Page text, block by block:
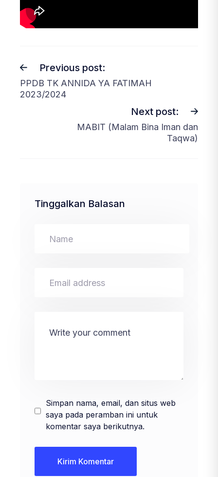
Previous post:
PPDB TK ANNIDA YA FATIMAH
2023/2024
Next post:
MABIT (Malam Bina Iman dan
Taqwa)
Tinggalkan Balasan
Simpan nama, email, dan situs web
saya pada peramban ini untuk
komentar saya berikutnya.